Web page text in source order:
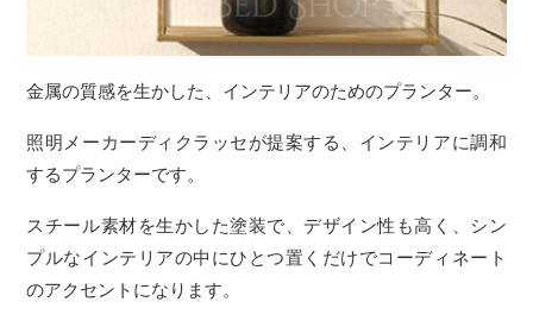
金属の質感を生かした、インテリアのためのプランター。
照明メーカーディクラッセが提案する、インテリアに調和
するプランターです。
スチール素材を生かした塗装で、デザイン性も高く、シン
プルなインテリアの中にひとつ置くだけでコーディネート
のアクセントになります。